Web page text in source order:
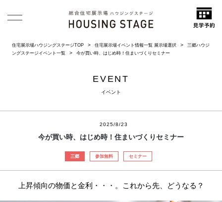
住宅展示場ハウジングステージTOP 住宅展示場イベント情報一覧 展示場選択
三郷ハウジ
ングステージイベント一覧
今が買い時、はじめ時！住まいづくりセミナー
EVENT
イベント
2025/8/23
今が買い時、はじめ時！住まいづくりセミナー
三郷 参加無料 セミナー
上昇傾向の物価と金利・・・。これから先、どうなる？